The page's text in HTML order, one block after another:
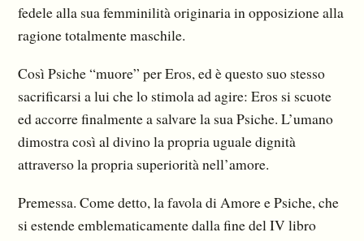
fedele alla sua femminilità originaria in opposizione alla
ragione totalmente maschile.
Così Psiche “muore” per Eros, ed è questo suo stesso
sacrificarsi a lui che lo stimola ad agire: Eros si scuote
ed accorre finalmente a salvare la sua Psiche. L’umano
dimostra così al divino la propria uguale dignità
attraverso la propria superiorità nell’amore.
Premessa. Come detto, la favola di Amore e Psiche, che
si estende emblematicamente dalla fine del IV libro